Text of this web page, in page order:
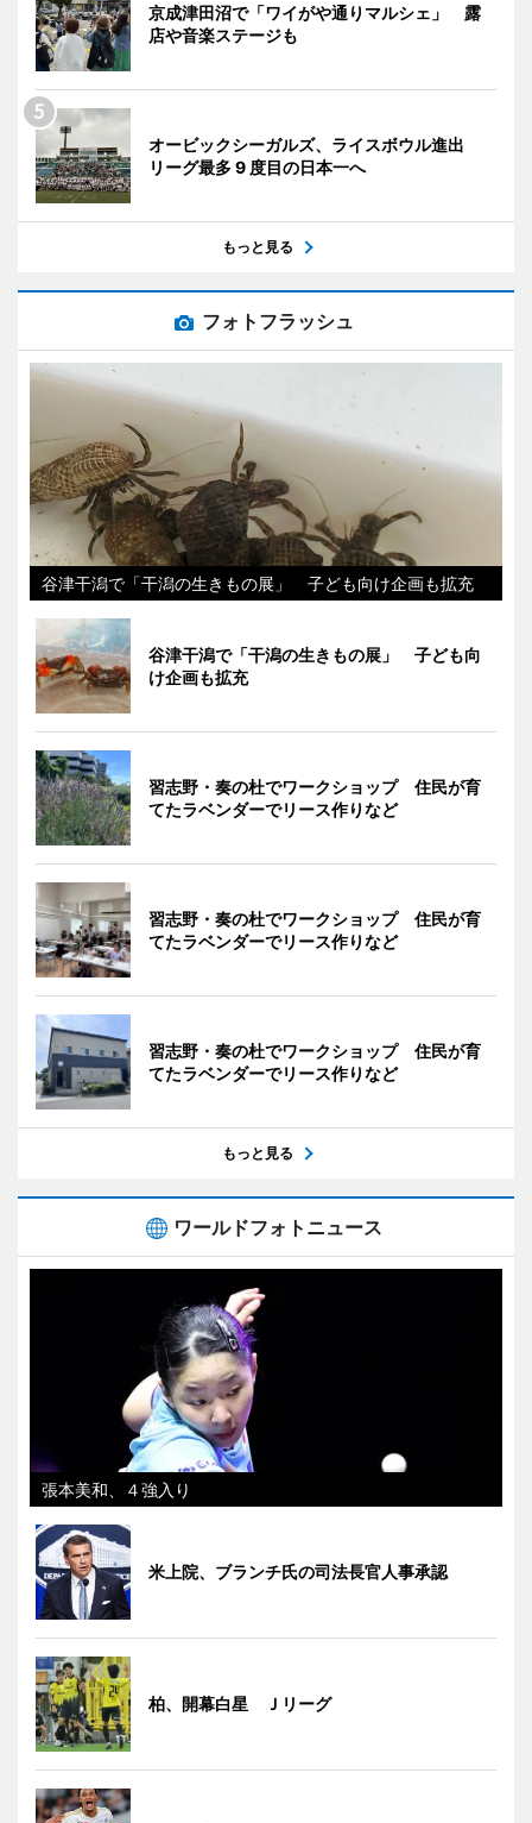
京成津田沼で「ワイがや通りマルシェ」 露
店や音楽ステージも
オービックシーガルズ、ライスボウル進出
リーグ最多 9 度目の日本一へ
もっと見る
フォトフラッシュ
谷津干潟で「干潟の生きもの展」 子ども向け企画も拡充
谷津干潟で「干潟の生きもの展」 子ども向
け企画も拡充
習志野・奏の杜でワークショップ 住民が育
てたラベンダーでリース作りなど
習志野・奏の杜でワークショップ 住民が育
てたラベンダーでリース作りなど
習志野・奏の杜でワークショップ 住民が育
てたラベンダーでリース作りなど
もっと見る
ワールドフォトニュース
張本美和、４強入り
米上院、ブランチ氏の司法長官人事承認
柏、開幕白星 Ｊリーグ